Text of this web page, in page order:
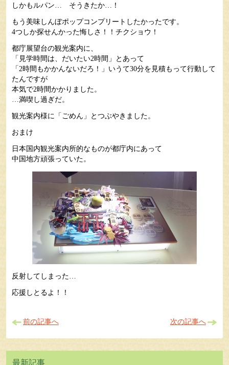
しかもルパン… そうきたか…！
もう美味しんぼポップコンプリートしたかったです。
4つしか探せんかった悔しさ！！チクショウ！
都庁展望台の観光案内に、
「見学時間は、だいたい2時間」とあって
「2時間もかかんないだろ！」いうて30分を見積もって行動して
たんですが
本気で2時間かかりました。
…満喫し過ぎだ。
観光案内様に「ごめん」とつぶやきました。
おまけ
日本国内観光案内所的なものが都庁内にあって
中国地方頑張っていた。
反射してしまった…
応援しとるよ！！
前の記事へ 次の記事へ